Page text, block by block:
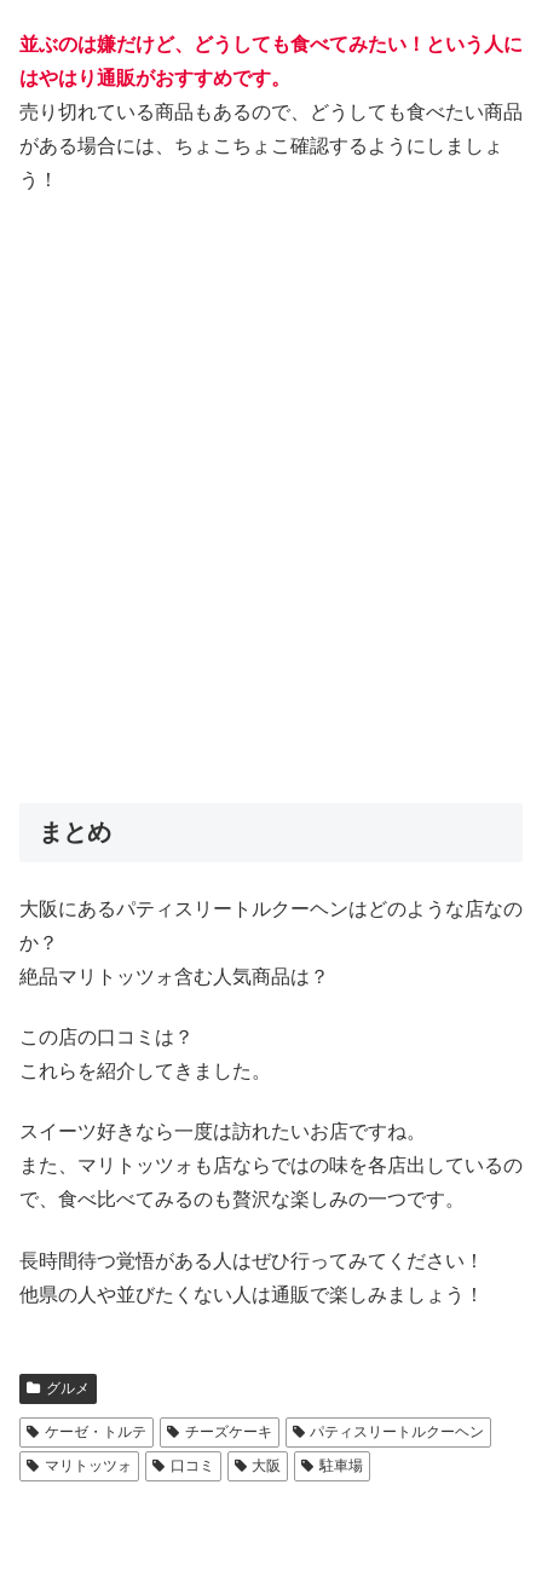
並ぶのは嫌だけど、どうしても食べてみたい！という人に
はやはり通販がおすすめです。
売り切れている商品もあるので、どうしても食べたい商品
がある場合には、ちょこちょこ確認するようにしましょ
う！
まとめ
大阪にあるパティスリートルクーヘンはどのような店なの
か？
絶品マリトッツォ含む人気商品は？
この店の口コミは？
これらを紹介してきました。
スイーツ好きなら一度は訪れたいお店ですね。
また、マリトッツォも店ならではの味を各店出しているの
で、食べ比べてみるのも贅沢な楽しみの一つです。
長時間待つ覚悟がある人はぜひ行ってみてください！
他県の人や並びたくない人は通販で楽しみましょう！
グルメ
ケーゼ・トルテ チーズケーキ
パティスリートルクーヘン
マリトッツォ
口コミ 大阪 駐車場